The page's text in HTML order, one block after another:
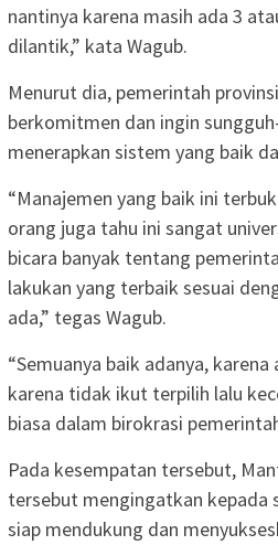
nantinya karena masih ada 3
dilantik,” kata Wagub.
Menurut dia, pemerintah
berkomitmen dan ingin
menerapkan sistem yang baik
“Manajemen yang baik ini
orang juga tahu ini sangat
bicara banyak tentang
lakukan yang terbaik sesuai
ada,” tegas Wagub.
“Semuanya baik adanya,
karena tidak ikut terpilih lalu
biasa dalam birokrasi
Pada kesempatan tersebut,
tersebut mengingatkan kepada
siap mendukung dan